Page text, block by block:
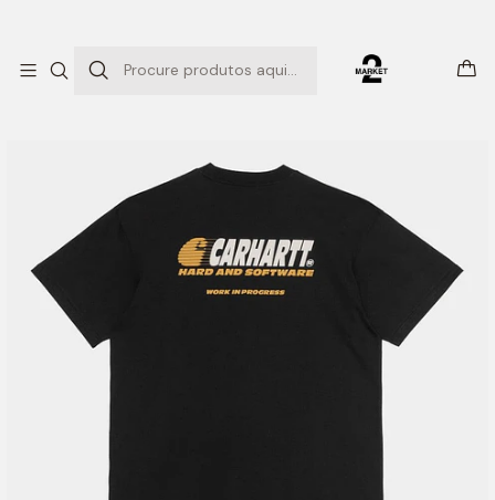
Início T-SHIRTS S/S Software T-Shirt (Black)